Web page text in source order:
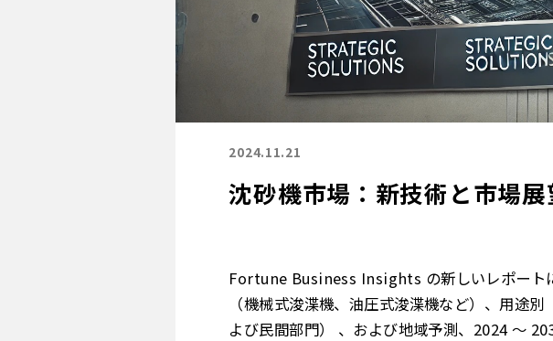
2024.11.21
沈砂機市場：新技術と市場展
Fortune Business Insights の新しいレポート
（機械式浚渫機、油圧式浚渫機など）、用途
よび民間部門） 、および地域予測、2024 ～